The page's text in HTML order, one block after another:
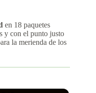
en 18 paquetes
y con el punto justo
la merienda de los